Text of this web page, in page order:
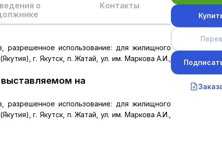
о
Kонтакты
разрешенное использование: для жилищного
г. Якутск, п. Жатай, ул. им. Маркова А.И.,
на
разрешенное использование: для жилищного
г. Якутск, п. Жатай, ул. им. Маркова А.И.,